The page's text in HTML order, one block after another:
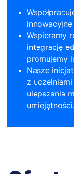
Wspieramy
integrację
promujemy
Nasze
z
ulepszania
umiejętności.